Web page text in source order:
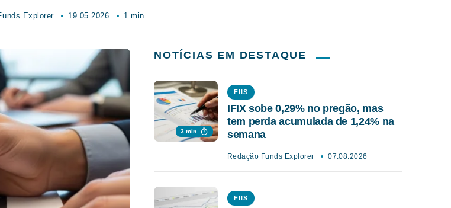
Explorer 19.05.2026 1 min
NOTÍCIAS EM DESTAQUE
3 min
FIIS
IFIX sobe 0,29% no pregão, mas
tem perda acumulada de 1,24% na
semana
Redação Funds Explorer 07.08.2026
FIIS